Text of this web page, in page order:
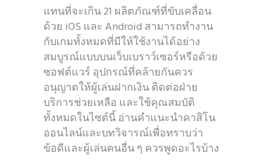
แทนที่จะเกิน 21 ผลิตภัณฑ์ที่ขับเคลื่อน
ด้วย iOS และ Android สามารถทำงาน
กับเกมทั้งหมดที่มีให้ใช้งานได้อย่าง
สมบูรณ์แบบบนเว็บเบราว์เซอร์หรือด้วย
ซอฟต์แวร์ อุปกรณ์ที่คล้ายกันควร
อนุญาตให้ผู้เล่นฝากเงิน ติดต่อฝ่าย
บริการช่วยเหลือ และใช้คุณสมบัติ
ทั้งหมดในไซต์นี้ อ่านคำแนะนำคาสิโน
ออนไลน์และบทวิจารณ์เพื่อทราบว่า
ข้อดีและผู้เล่นคนอื่น ๆ ควรพูดอะไรบ้าง